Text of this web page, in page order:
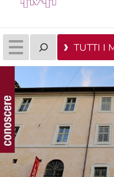
TUTTI I